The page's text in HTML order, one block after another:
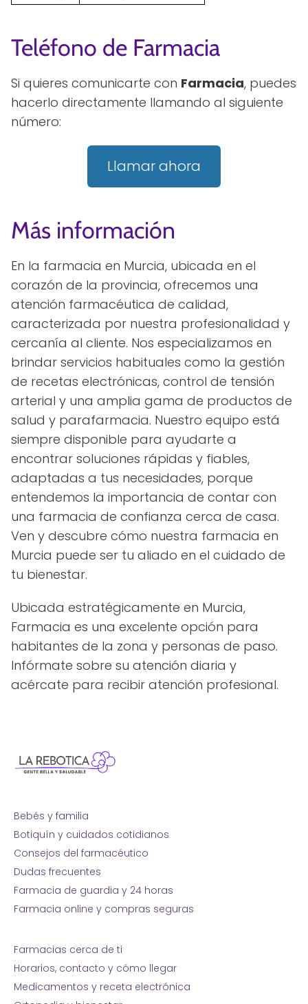
Teléfono de Farmacia
Si quieres comunicarte con Farmacia, puedes
hacerlo directamente llamando al siguiente
número:
Llamar ahora
Más información
En la farmacia en Murcia, ubicada en el
corazón de la provincia, ofrecemos una
atención farmacéutica de calidad,
caracterizada por nuestra profesionalidad y
cercanía al cliente. Nos especializamos en
brindar servicios habituales como la gestión
de recetas electrónicas, control de tensión
arterial y una amplia gama de productos de
salud y parafarmacia. Nuestro equipo está
siempre disponible para ayudarte a
encontrar soluciones rápidas y fiables,
adaptadas a tus necesidades, porque
entendemos la importancia de contar con
una farmacia de confianza cerca de casa.
Ven y descubre cómo nuestra farmacia en
Murcia puede ser tu aliado en el cuidado de
tu bienestar.
Ubicada estratégicamente en Murcia,
Farmacia es una excelente opción para
habitantes de la zona y personas de paso.
Infórmate sobre su atención diaria y
acércate para recibir atención profesional.
Bebés y familia
Botiquín y cuidados cotidianos
Consejos del farmacéutico
Dudas frecuentes
Farmacia de guardia y 24 horas
Farmacia online y compras seguras
Farmacias cerca de ti
Horarios, contacto y cómo llegar
Medicamentos y receta electrónica